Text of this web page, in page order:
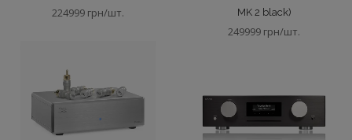
224999 грн/шт.
MK 2 black)
249999 грн/шт.